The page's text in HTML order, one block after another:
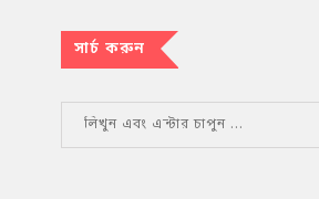
সার্চ করুন